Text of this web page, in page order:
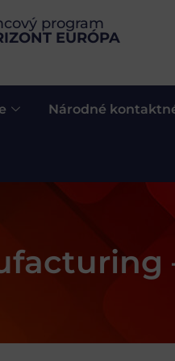
program
EURÓPA
Národné